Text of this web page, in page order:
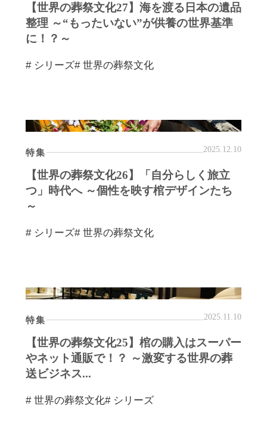
【世界の葬祭文化27】海を渡る日本の遺品
整理 ～“もったいない”が供養の世界基準
に！？～
# シリーズ# 世界の葬祭文化
特集 2025.12.10
【世界の葬祭文化26】「自分らしく旅立
つ」時代へ ～個性を映す棺デザインたち
～
# シリーズ# 世界の葬祭文化
特集 2025.11.10
【世界の葬祭文化25】棺の購入はスーパー
やネット通販で！？ ～激変する世界の葬
送ビジネス...
# 世界の葬祭文化# シリーズ